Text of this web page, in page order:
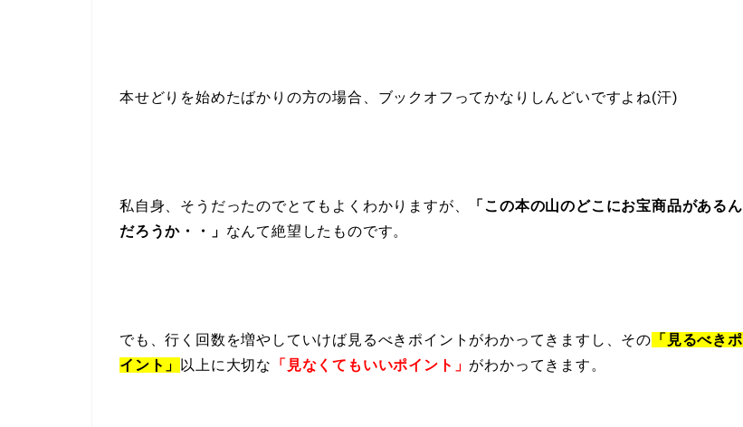
本せどりを始めたばかりの方の場合、ブックオフってかなりしんどいですよね(汗)
私自身、そうだったのでとてもよくわかりますが、
「この本の山のどこにお宝商品があるん
だろうか・・」 なんて絶望したものです。
でも、行く回数を増やしていけば見るべきポイントがわかってきますし、その 「見るべきポ
イント」
以上に大切な 「見なくてもいいポイント」 がわかってきます。